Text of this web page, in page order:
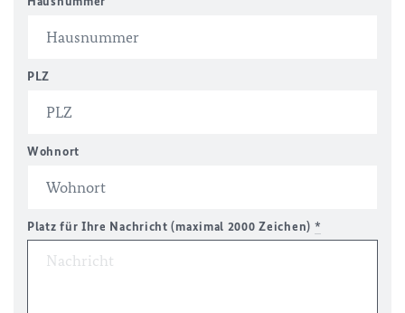
PLZ
Wohnort
Platz für Ihre Nachricht (maximal 2000 Zeichen) *